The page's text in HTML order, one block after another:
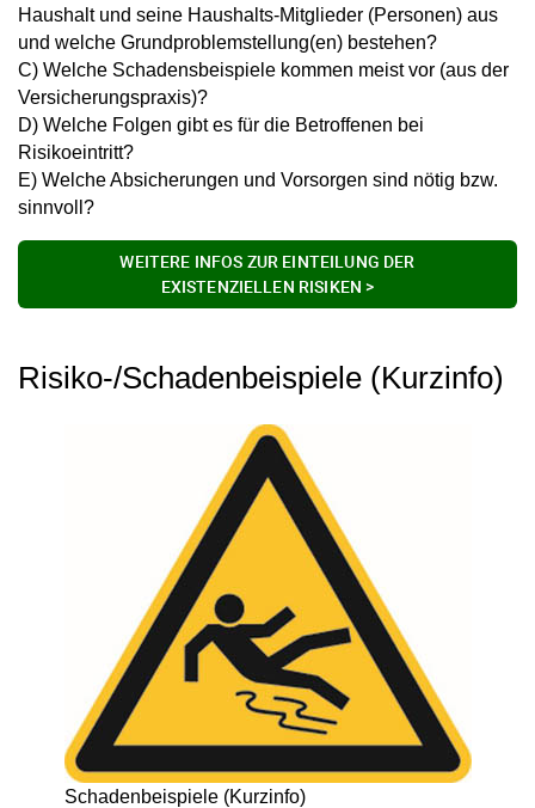
Haushalt und seine Haushalts-Mitglieder (Personen) aus
und welche Grundproblemstellung(en) bestehen?
C) Welche Schadensbeispiele kommen meist vor (aus der
Versicherungspraxis)?
D) Welche Folgen gibt es für die Betroffenen bei
Risikoeintritt?
E) Welche Absicherungen und Vorsorgen sind nötig bzw.
sinnvoll?
WEITERE INFOS ZUR EINTEILUNG DER
EXISTENZIELLEN RISIKEN >
Risiko-/Schadenbeispiele (Kurzinfo)
Schadenbeispiele (Kurzinfo)